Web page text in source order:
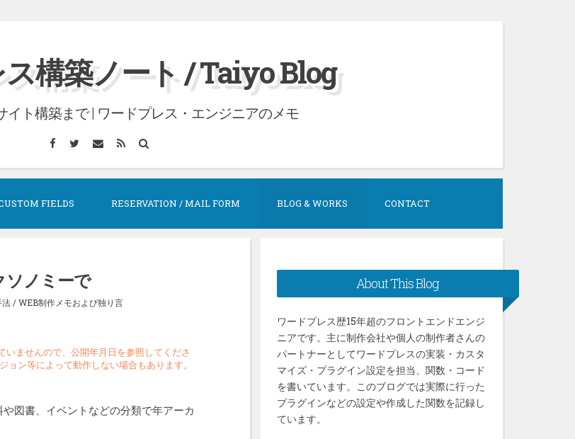
構築ノート / Taiyo Blog
イト構築まで | ワードプレス・エンジニアのメモ
Facebook
Twitterメ
RSS
FIELDS RESERVATION / MAIL FORM BLOG & WORKS CONTACT
ソノミーで
法/WEB制作メモおよび独り言
ませんので、公開年月日を参照してくださ
ン等によって動作しない場合もあります。
図書、イベントなどの分類で年アーカ
About This Blog
ワードプレス歴15年超のフロントエンドエンジ
ニアです。主に制作会社や個人の制作者さんの
パートナーとしてワードプレスの実装・カスタ
マイズ・プラグイン設定を担当、関数・コード
を書いています。このブログでは実際に行った
プラグインなどの設定や作成した関数を記録し
ています。